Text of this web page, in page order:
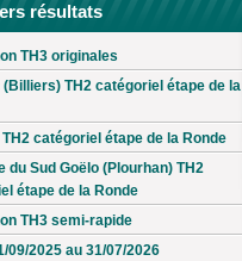
résultats
TH3 originales
(Billiers) TH2 catégoriel étape de la
catégoriel étape de la Ronde
du Sud Goëlo (Plourhan) TH2
étape de la Ronde
TH3 semi-rapide
09/2025 au 31/07/2026